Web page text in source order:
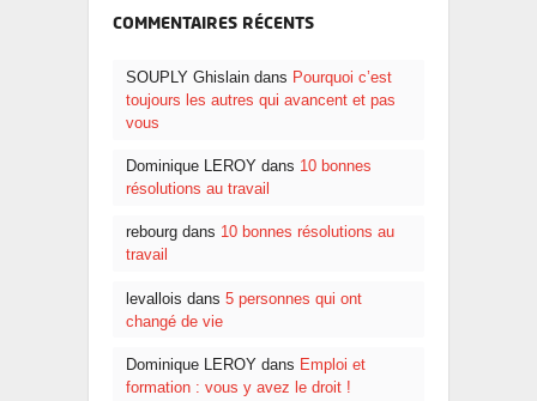
COMMENTAIRES RÉCENTS
SOUPLY Ghislain dans Pourquoi c’est
toujours les autres qui avancent et pas
vous
Dominique LEROY dans 10 bonnes
résolutions au travail
rebourg dans 10 bonnes résolutions au
travail
levallois dans 5 personnes qui ont
changé de vie
Dominique LEROY dans Emploi et
formation : vous y avez le droit !